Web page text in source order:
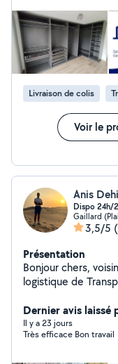
Livraison de colis
Voir le
Anis
Dispo 24h/
Gaillard
3,5/5
Présentation
Bonjour chers,
logistique de Transport. Dynamique, réactif,
clients je vous
contacter si vous
et si votre
Dernier avis laissé
Il y a 23 jours
Très efficace Bon travail